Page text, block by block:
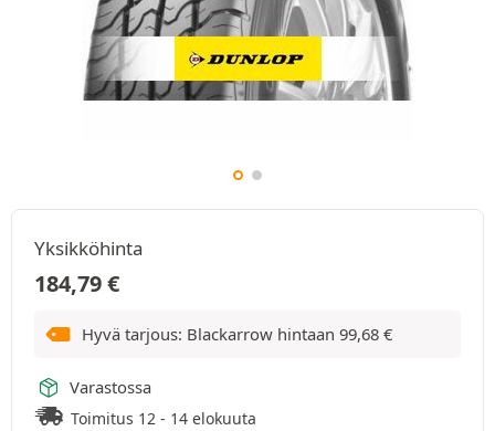
Yksikköhinta
184,79€
Hyvä tarjous: Blackarrow hintaan 99,68 €
Varastossa
Toimitus 12 - 14 elokuuta